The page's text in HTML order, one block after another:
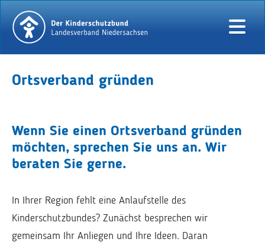
Ortsverband gründen
Wenn Sie einen Ortsverband gründen
möchten, sprechen Sie uns an. Wir
beraten Sie gerne.
In Ihrer Region fehlt eine Anlaufstelle des
Kinderschutzbundes? Zunächst besprechen wir
gemeinsam Ihr Anliegen und Ihre Ideen. Daran